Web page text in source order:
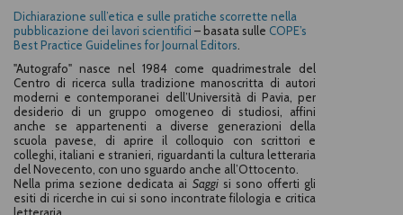
Dichiarazione sull’etica e sulle pratiche scorrette nella
pubblicazione dei lavori scientifici – basata sulle COPE’s
Best Practice Guidelines for Journal Editors
"Autografo" nasce nel 1984 come quadrimestrale del
Centro di ricerca sulla tradizione manoscritta di autori
moderni e contemporanei dell’Università di Pavia, per
desiderio di un gruppo omogeneo di studiosi, affini
anche se appartenenti a diverse generazioni della
scuola pavese, di aprire il colloquio con scrittori e
colleghi, italiani e stranieri, riguardanti la cultura letteraria
del Novecento, con uno sguardo anche all’Ottocento.
Nella prima sezione dedicata ai Saggisi sono offerti gli
esiti di ricerche in cui si sono incontrate filologia e critica
letteraria.